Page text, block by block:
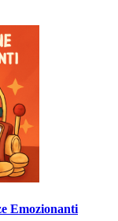
Emozionanti